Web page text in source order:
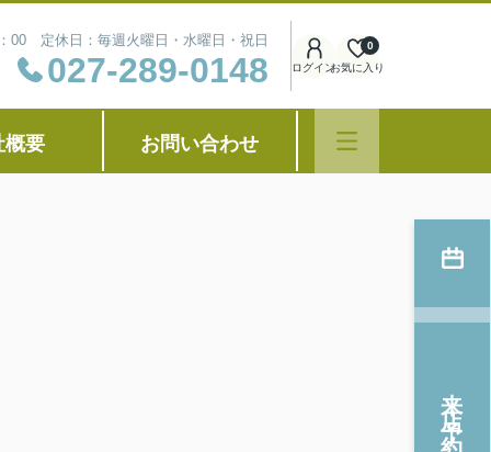
00 定休日：毎週火曜日・水曜日・祝日
027-289-0148 ログインお気に入り
0
概要 お問い合わせ
来店予約